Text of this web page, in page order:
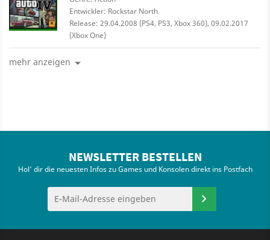
Entwickler: Rockstar North
Release: 29.04.2008 (PS4, PS3, Xbox 360), 09.02.2017
(Xbox One)
mehr anzeigen
NEWSLETTER BESTELLEN
Hol' dir die neuesten Infos zu Games und Konsolen direkt ins Postfach